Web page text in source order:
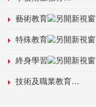
藝術教育
特殊教育
終身學習
技術及職業教育